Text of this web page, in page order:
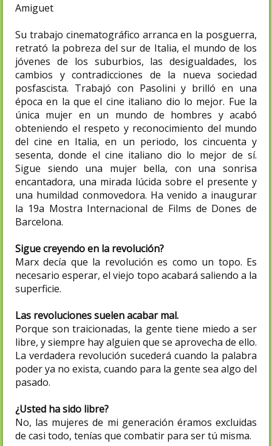
Amiguet
Su trabajo cinematográfico arranca en la posguerra,
retrató la pobreza del sur de Italia, el mundo de los
jóvenes de los suburbios, las desigualdades, los
cambios y contradicciones de la nueva sociedad
posfascista. Trabajó con Pasolini y brilló en una
época en la que el cine italiano dio lo mejor. Fue la
única mujer en un mundo de hombres y acabó
obteniendo el respeto y reconocimiento del mundo
del cine en Italia, en un periodo, los cincuenta y
sesenta, donde el cine italiano dio lo mejor de sí.
Sigue siendo una mujer bella, con una sonrisa
encantadora, una mirada lúcida sobre el presente y
una humildad conmovedora. Ha venido a inaugurar
la 19a Mostra Internacional de Films de Dones de
Barcelona.
Sigue creyendo en la revolución?
Marx decía que la revolución es como un topo. Es
necesario esperar, el viejo topo acabará saliendo a la
superficie.
Las revoluciones suelen acabar mal.
Porque son traicionadas, la gente tiene miedo a ser
libre, y siempre hay alguien que se aprovecha de ello.
La verdadera revolución sucederá cuando la palabra
poder ya no exista, cuando para la gente sea algo del
pasado.
¿Usted ha sido libre?
No, las mujeres de mi generación éramos excluidas
de casi todo, tenías que combatir para ser tú misma.